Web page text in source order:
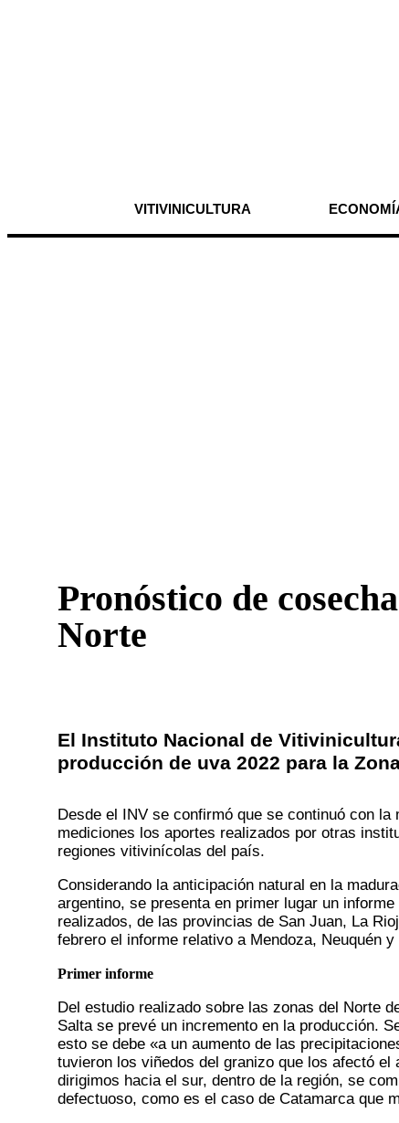
VITIVINICULTURA
Pronóstico de
Norte
El Instituto Nacional de
producción de uva 2022 para la
Desde el INV se confirmó que se continuó con
mediciones los aportes realizados por otras
regiones vitivinícolas del país.
Considerando la anticipación natural en la
argentino, se presenta en primer lugar un
realizados, de las provincias de San Juan, La
febrero el informe relativo a Mendoza, Neuquén y
Primer informe
Del estudio realizado sobre las zonas del Norte
Salta se prevé un incremento en la producción.
esto se debe «a un aumento de las
tuvieron los viñedos del granizo que los afectó
dirigimos hacia el sur, dentro de la región, se
defectuoso, como es el caso de Catamarca que